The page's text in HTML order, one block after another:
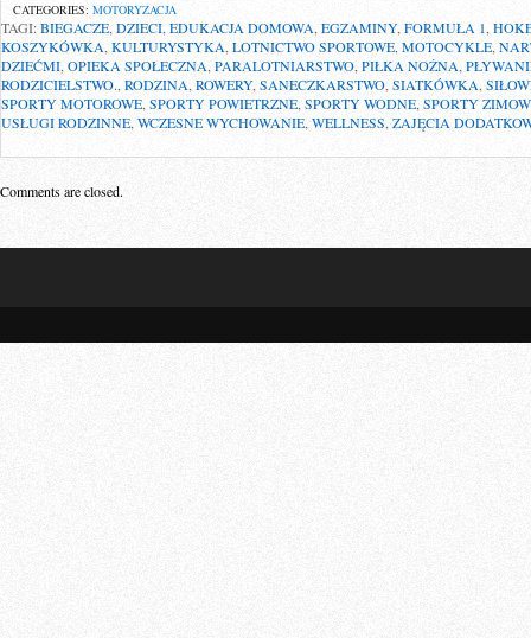
CATEGORIES: MOTORYZACJA
TAGI:BIEGACZE, DZIECI EDUKACJA DOMOWA, EGZAMINY, FORMUŁA 1
KOSZYKÓWKA KULTURYSTYKA LOTNICTWO SPORTOWE MOTOCYKLE
DZIEĆMI OPIEKA SPOŁECZNA PARALOTNIARSTWO PIŁKA NOŻNA
RODZICIELSTWO. RODZINA ROWERY, SANECZKARSTWO SIATKÓWKA,
SPORTY MOTOROWE SPORTY POWIETRZNE SPORTY WODNE SPORTY
USŁUGI RODZINNE WCZESNE WYCHOWANIE WELLNESS, ZAJĘCIA
Comments are closed.